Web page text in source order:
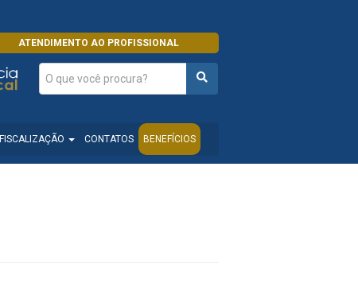
ATENDIMENTO AO PROFISSIONAL
FISCALIZAÇÃO CONTATOS BENEFÍCIOS